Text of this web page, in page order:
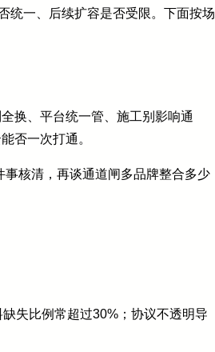
统一、后续扩容是否受限。下面按场
换、平台统一管、施工别影响通
否一次打通。
事核清，再谈通道闸多品牌整合多少
失比例常超过30%；协议不透明导